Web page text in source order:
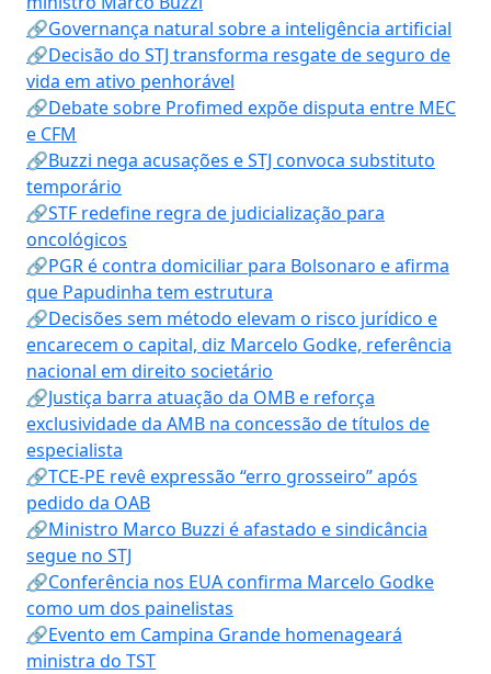
🔗Governança natural sobre a inteligência artificial
🔗Decisão do STJ transforma resgate de seguro de
vida em ativo penhorável
🔗Debate sobre Profimed expõe disputa entre MEC
e CFM
🔗Buzzi nega acusações e STJ convoca substituto
temporário
🔗STF redefine regra de judicialização para
oncológicos
🔗PGR é contra domiciliar para Bolsonaro e afirma
que Papudinha tem estrutura
🔗Decisões sem método elevam o risco jurídico e
encarecem o capital, diz Marcelo Godke, referência
nacional em direito societário
🔗Justiça barra atuação da OMB e reforça
exclusividade da AMB na concessão de títulos de
especialista
🔗TCE-PE revê expressão “erro grosseiro” após
pedido da OAB
🔗Ministro Marco Buzzi é afastado e sindicância
segue no STJ
🔗Conferência nos EUA confirma Marcelo Godke
como um dos painelistas
🔗Evento em Campina Grande homenageará
ministra do TST